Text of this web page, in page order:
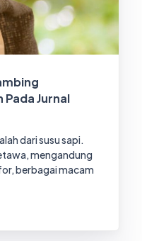
Jurnal
dari susu sapi.
mengandung
berbagai macam